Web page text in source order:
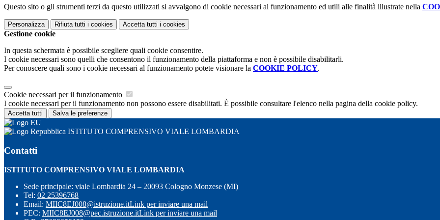
Questo sito o gli strumenti terzi da questo utilizzati si avvalgono di cookie necessari al funzionamento ed utili alle finalità illustrate nella
Personalizza Rifiuta tutti i cookies Accetta tutti i cookies
Gestione cookie
In questa schermata è possibile scegliere quali cookie consentire.
I cookie necessari sono quelli che consentono il funzionamento della piattaforma e non è possibile disabilitarli.
Per conoscere quali sono i cookie necessari al funzionamento potete visionare la COOKIE POLICY.
Cookie necessari per il funzionamento
I cookie necessari per il funzionamento non possono essere disabilitati. È possibile consultare l'elenco nella pagina della cookie policy.
Accetta tutti Salva le preferenze
ISTITUTO COMPRENSIVO VIALE LOMBARDIA
Contatti
ISTITUTO COMPRENSIVO VIALE LOMBARDIA
Sede principale: viale Lombardia 24 – 20093 Cologno Monzese (MI)
Tel: 02 25396768
Email: MIIC8EJ008@istruzione.itLink per inviare una mail
PEC: MIIC8EJ008@pec.istruzione.itLink per inviare una mail